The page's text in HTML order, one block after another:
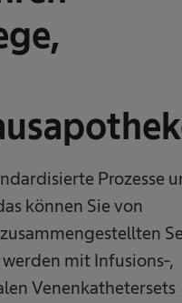
Prozesse
können Sie von
mit Infusions-,
Venenkathetersets